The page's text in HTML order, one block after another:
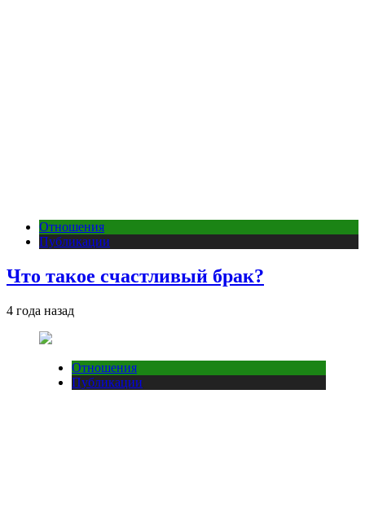
Отношения
Публикации
Что такое счастливый брак?
4 года назад
Отношения
Публикации